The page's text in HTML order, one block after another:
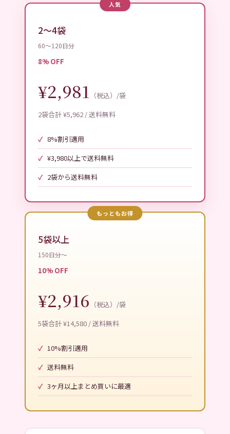
人気
2〜4袋
60〜120日分
8% OFF
¥2,981 （税込）/袋
2袋合計 ¥5,962 / 送料無料
8%割引適用
¥3,980以上で送料無料
2袋から送料無料
もっともお得
5袋以上
150日分〜
10% OFF
¥2,916 （税込）/袋
5袋合計 ¥14,580 / 送料無料
10%割引適用
送料無料
3ヶ月以上まとめ買いに最適